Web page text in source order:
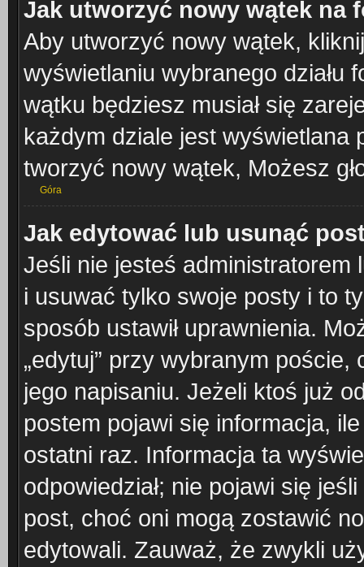
Jak utworzyć nowy wątek na
Aby utworzyć nowy wątek,
wyświetlaniu wybranego działu
wątku będziesz musiał się
każdym dziale jest wyświetlana
tworzyć nowy wątek, Możesz
Góra
Jak edytować lub usunąć
Jeśli nie jesteś
i usuwać tylko swoje posty i to
sposób ustawił uprawnienia.
„edytuj” przy wybranym
jego napisaniu. Jeżeli ktoś już
postem pojawi się informacja,
ostatni raz. Informacja ta
odpowiedział; nie pojawi się
post, choć oni mogą zostawić
edytowali. Zauważ, że zwykli